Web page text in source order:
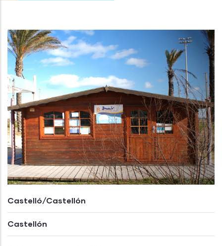
Castelló/Castellón
Castellón